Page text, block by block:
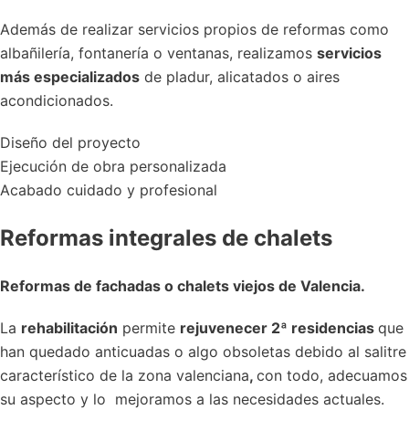
Además de realizar servicios propios de reformas como
albañilería, fontanería o ventanas, realizamos servicios
más especializados de pladur, alicatados o aires
acondicionados.
Diseño del proyecto
Ejecución de obra personalizada
Acabado cuidado y profesional
Reformas integrales de chalets
Reformas de fachadas o chalets viejos de Valencia.
La rehabilitación permite rejuvenecer 2ª residencias que
han quedado anticuadas o algo obsoletas debido al salitre
característico de la zona valenciana, con todo, adecuamos
su aspecto y lo mejoramos a las necesidades actuales.